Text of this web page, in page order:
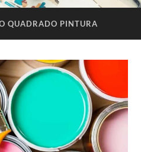
QUADRADO PINTURA